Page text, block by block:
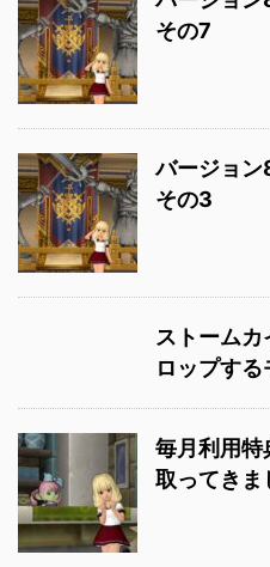
その7
バージョ
その3
ストームカ
ロップす
毎月利用特
取ってきま